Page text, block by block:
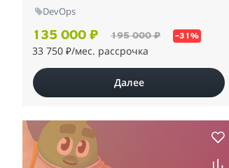
DevOps
135 000 ₽ 195 000 ₽ –31%
33 750 ₽/мес. рассрочка
Далее